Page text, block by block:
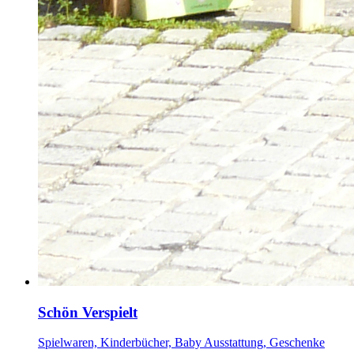
Schön Verspielt
Spielwaren, Kinderbücher, Baby Ausstattung, Geschenke